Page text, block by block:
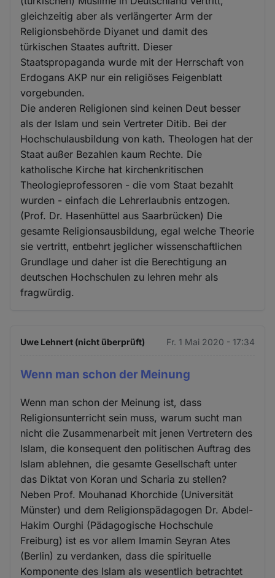
gleichzeitig aber als verlängerter Arm der
Religionsbehörde Diyanet und damit des
türkischen Staates auftritt. Dieser
Staatspropaganda wurde mit der Herrschaft von
Erdogans AKP nur ein religiöses Feigenblatt
vorgebunden.
Die anderen Religionen sind keinen Deut besser
als der Islam und sein Vertreter Ditib. Bei der
Hochschulausbildung von kath. Theologen hat der
Staat außer Bezahlen kaum Rechte. Die
katholische Kirche hat kirchenkritischen
Theologieprofessoren - die vom Staat bezahlt
wurden - einfach die Lehrerlaubnis entzogen.
(Prof. Dr. Hasenhüttel aus Saarbrücken) Die
gesamte Religionsausbildung, egal welche Theorie
sie vertritt, entbehrt jeglicher wissenschaftlichen
Grundlage und daher ist die Berechtigung an
deutschen Hochschulen zu lehren mehr als
fragwürdig.
Uwe Lehnert (nicht überprüft) Fr. 1 Mai 2020 - 17:34
Wenn man schon der Meinung
Wenn man schon der Meinung ist, dass
Religionsunterricht sein muss, warum sucht man
nicht die Zusammenarbeit mit jenen Vertretern des
Islam, die konsequent den politischen Auftrag des
Islam ablehnen, die gesamte Gesellschaft unter
das Diktat von Koran und Scharia zu stellen?
Neben Prof. Mouhanad Khorchide (Universität
Münster) und dem Religionspädagogen Dr. Abdel-
Hakim Ourghi (Pädagogische Hochschule
Freiburg) ist es vor allem Imamin Seyran Ates
(Berlin) zu verdanken, dass die spirituelle
Komponente des Islam als wesentlich betrachtet
Cookies